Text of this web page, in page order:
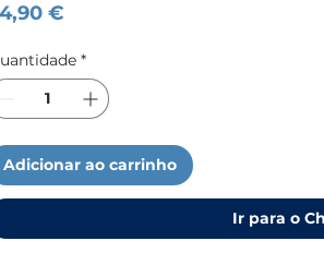
€
*
Adicionar ao carrinho
Ir para o